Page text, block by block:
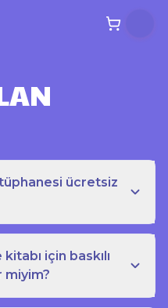
ücretsiz
için baskılı
miyim?